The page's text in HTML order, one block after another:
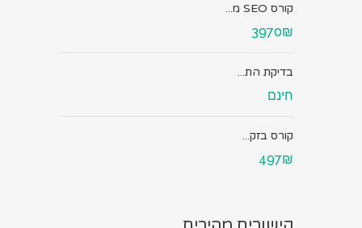
קורס SEO מ...
3970₪
בדיקת הת...
חינם
קורס בזק...
497₪